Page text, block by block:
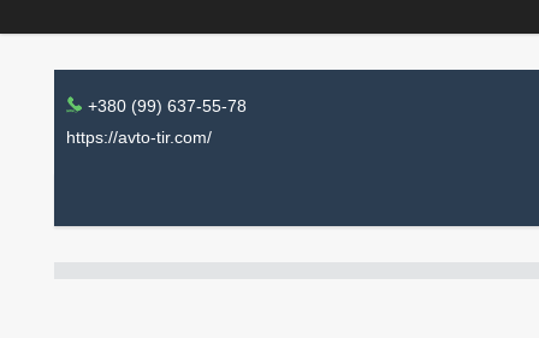
+380 (99) 637-55-78
https://avto-tir.com/